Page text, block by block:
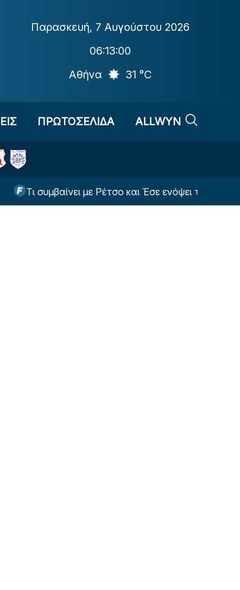
Παρασκευή, 7 Αυγούστου 2026
06:13:01
Αθήνα
31 °C
ΠΡΩΤΟΣΕΛΙΔΑ ALLWYN
με Ρέτσο και Έσε ενόψει της ρεβάνς με τη